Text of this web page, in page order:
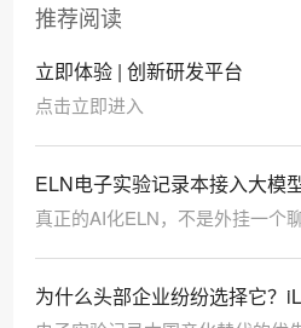
推荐阅读
立即体验 | 创新研发平台
点击立即进入
ELN电子实验记录本接入大模
家”了吗？
真正的AI化ELN，不是外挂一个
为什么头部企业纷纷选择它？